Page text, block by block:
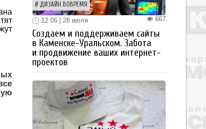
ДИЗАЙН ВОВРЕМЯ
667
12:06 | 28 июля
Создаем и поддерживаем сайты
в Каменске-Уральском. Забота
и продвижение ваших интернет-
проектов